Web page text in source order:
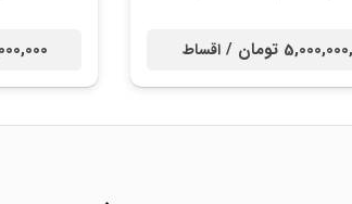
تومان / اقساط